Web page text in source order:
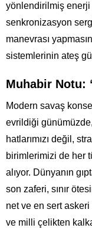
yönlendirilmiş
senkronizasyon
manevrası
sistemlerinin ateş
Muhabir Notu:
Modern savaş
evrildiği
hatlarımızı değil,
birimlerimizi de her
alıyor. Dünyanın
son zaferi, sınır
net ve en sert
ve milli çelikten